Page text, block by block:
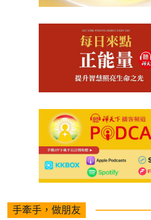
手牽手，做朋友